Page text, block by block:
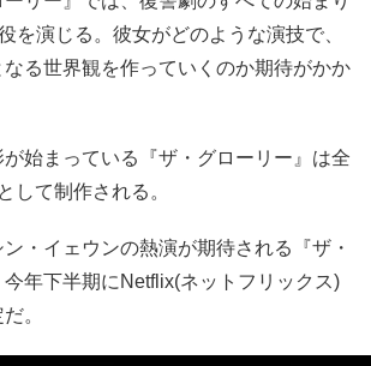
を演じる。彼女がどのような演技で、
る世界観を作っていくのか期待がかか
始まっている『ザ・グローリー』は全
して制作される。
・イェウンの熱演が期待される『ザ・
年下半期にNetflix(ネットフリックス)
。